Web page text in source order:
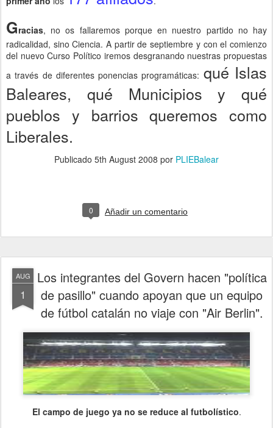
Gracias, no os fallaremos porque en nuestro partido no hay
radicalidad, sino Ciencia. A partir de septiembre y con el comienzo
del nuevo Curso Político iremos desgranando nuestras propuestas
a través de diferentes ponencias programáticas: qué Islas
Baleares, qué Municipios y qué
pueblos y barrios queremos como
Liberales.
Publicado 5th August 2008 por PLIEBalear
0 Añadir un comentario
AUG
1
Los integrantes del Govern hacen "política
de pasillo" cuando apoyan que un equipo
de fútbol catalán no viaje con "Air Berlin".
El campo de juego ya no se reduce al futbolístico.